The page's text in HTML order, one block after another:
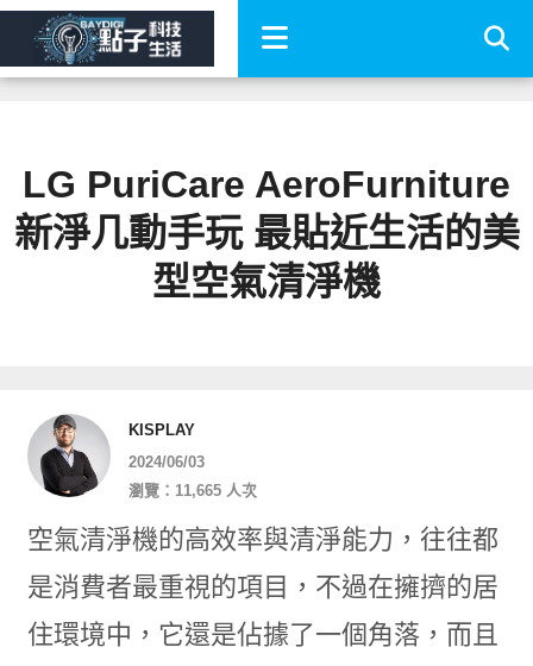
LG PuriCare AeroFurniture
新淨几動手玩 最貼近生活的美
型空氣清淨機
KISPLAY
2024/06/03
瀏覽：11,665 人次
空氣清淨機的高效率與清淨能力，往往都
是消費者最重視的項目，不過在擁擠的居
住環境中，它還是佔據了一個角落，而且